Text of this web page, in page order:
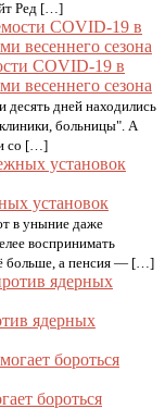
Ред […]
COVID-19 в
весеннего сезона
десять дней находились
больницы". А
со […]
установок
в уныние даже
воспринимать
больше, а пенсия — […]
ядерных
бороться